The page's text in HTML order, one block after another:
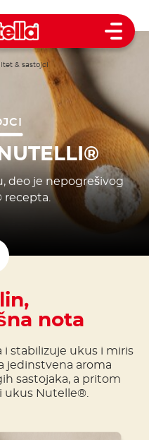
Open
& sastojci
deo je nepogrešivog
Scroll
nota
i stabilizuje ukus i miris
jedinstvena aroma
sastojaka, a pritom
ukus Nutelle®.